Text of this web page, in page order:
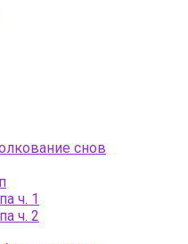
снов
ч. 1
ч. 2